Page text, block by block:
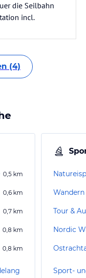
die Seilbahn
incl.
(4)
0,5 km
0,6 km
0,7 km
0,8 km
0,8 km
Tour &
Nordic